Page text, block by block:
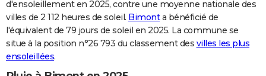
d'ensoleillement en 2025, contre une moyenne nationale des
villes de 2 112 heures de soleil. Bimonta bénéficié de
l'équivalent de 79 jours de soleil en 2025. La commune se
situe à la position n°26 793 du classement des villes les plus
ensoleillées.